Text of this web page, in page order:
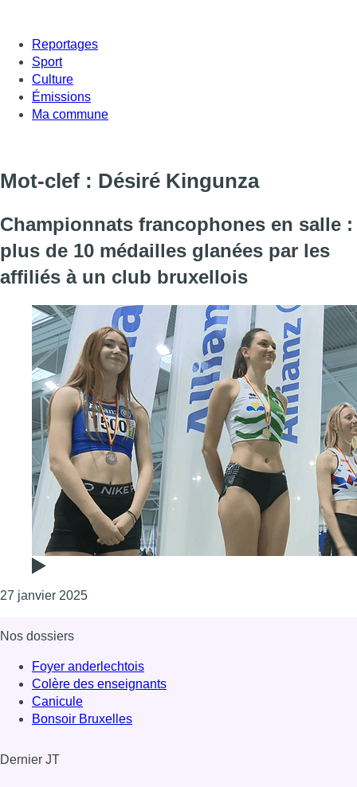
Reportages
Sport
Culture
Émissions
Ma commune
Mot-clef : Désiré Kingunza
Championnats francophones en salle :
plus de 10 médailles glanées par les
affiliés à un club bruxellois
27 janvier 2025Consulter l'article "Championnats
Nos dossiers
Foyer anderlechtois
Colère des enseignants
Canicule
Bonsoir Bruxelles
Dernier JT